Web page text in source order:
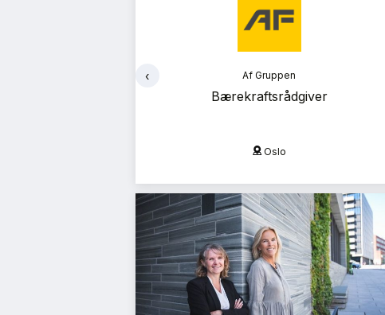
Vi Bygger Vestland 2026
Byggenæringens Klimakonferanse 2026
Af Gruppen
Bærekraftsrådgiver
Oslo
‹